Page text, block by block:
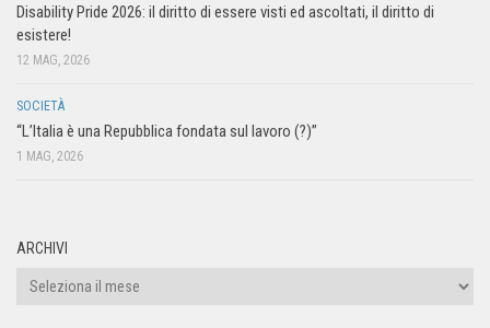
Disability Pride 2026: il diritto di essere visti ed ascoltati, il diritto di
esistere!
12 MAG, 2026
SOCIETÀ
“L’Italia è una Repubblica fondata sul lavoro (?)”
1 MAG, 2026
ARCHIVI